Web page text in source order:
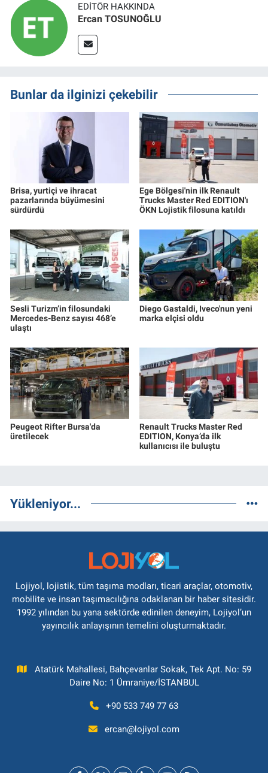
EDITÖR HAKKINDA
Ercan TOSUNOĞLU
Bunlar da ilginizi çekebilir
Brisa, yurtiçi ve ihracat
pazarlarında büyümesini
sürdürdü
Ege Bölgesi'nin ilk Renault
Trucks Master Red EDITION'ı
ÖKN Lojistik filosuna katıldı
Sesli Turizm’in filosundaki
Mercedes-Benz sayısı 468’e
ulaştı
Diego Gastaldi, Iveco'nun yeni
marka elçisi oldu
Peugeot Rifter Bursa'da
üretilecek
Renault Trucks Master Red
EDITION, Konya’da ilk
kullanıcısı ile buluştu
Yükleniyor...
Lojiyol, lojistik, tüm taşıma modları, ticari araçlar, otomotiv,
mobilite ve insan taşımacılığına odaklanan bir haber sitesidir.
1992 yılından bu yana sektörde edinilen deneyim, Lojiyol’un
yayıncılık anlayışının temelini oluşturmaktadır.
Atatürk Mahallesi, Bahçevanlar Sokak, Tek Apt. No: 59
Daire No: 1 Ümraniye/İSTANBUL
+90 533 749 77 63
ercan@lojiyol.com